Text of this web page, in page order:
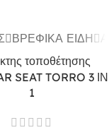
ΒΡΕΦΙΚΆ ΕΊΔΗ
SEAT TORRO 3 ΙΝ
1